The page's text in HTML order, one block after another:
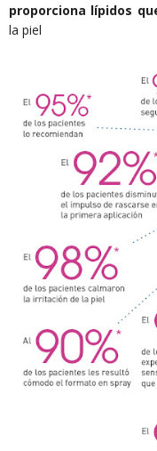
proporciona lípidos
la piel